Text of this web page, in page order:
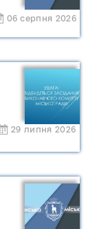
06 серпня 2026
29 липня 2026